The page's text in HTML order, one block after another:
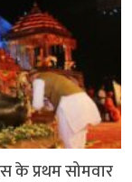
के प्रथम सोमवार